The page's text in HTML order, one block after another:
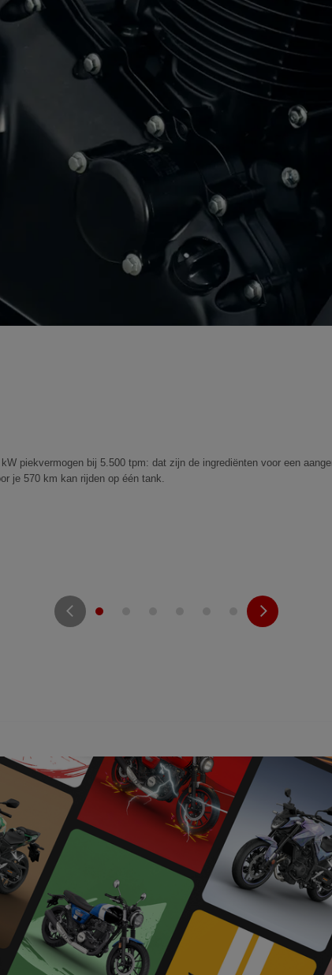
piekvermogen bij 5.500 tpm: dat zijn de ingrediënten voor een
je 570 km kan rijden op één tank.